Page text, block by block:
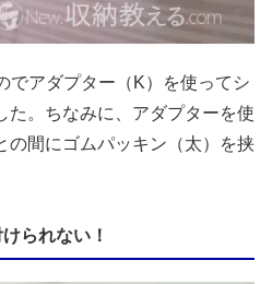
でアダプター（K）を使ってシ
た。ちなみに、アダプターを使
の間にゴムパッキン（太）を挟
られない！